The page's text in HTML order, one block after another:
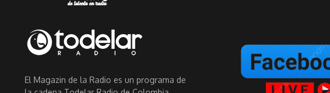
El Magazin de la Radio es un programa de